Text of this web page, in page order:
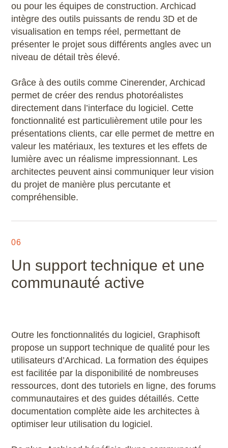
ou pour les équipes de construction. Archicad
intègre des outils puissants de rendu 3D et de
visualisation en temps réel, permettant de
présenter le projet sous différents angles avec un
niveau de détail très élevé.
Grâce à des outils comme Cinerender, Archicad
permet de créer des rendus photoréalistes
directement dans l’interface du logiciel. Cette
fonctionnalité est particulièrement utile pour les
présentations clients, car elle permet de mettre en
valeur les matériaux, les textures et les effets de
lumière avec un réalisme impressionnant. Les
architectes peuvent ainsi communiquer leur vision
du projet de manière plus percutante et
compréhensible.
06
Un support technique et une
communauté active
Outre les fonctionnalités du logiciel, Graphisoft
propose un support technique de qualité pour les
utilisateurs d’Archicad. La formation des équipes
est facilitée par la disponibilité de nombreuses
ressources, dont des tutoriels en ligne, des forums
communautaires et des guides détaillés. Cette
documentation complète aide les architectes à
optimiser leur utilisation du logiciel.